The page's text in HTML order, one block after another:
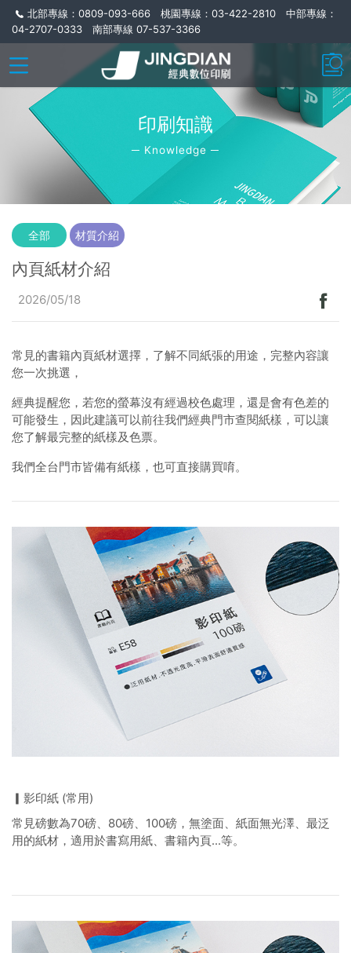
北部專線：0809-093-666 桃園專線：03-422-2810 中部專線：
04-2707-0333 南部專線 07-537-3366
印刷知識
─ Knowledge ─
全部 材質介紹
內頁紙材介紹
2026/05/18
常見的書籍內頁紙材選擇，了解不同紙張的用途，完整內容讓
您一次挑選，
經典提醒您，若您的螢幕沒有經過校色處理，還是會有色差的
可能發生，因此建議可以前往我們經典門市查閱紙樣，可以讓
您了解最完整的紙樣及色票。
我們全台門市皆備有紙樣，也可直接購買唷。
▎影印紙 (常用)
常見磅數為70磅、80磅、100磅，無塗面、紙面無光澤、最泛
用的紙材，適用於書寫用紙、書籍內頁...等。